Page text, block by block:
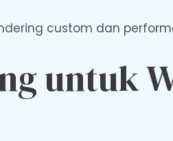
custom dan
untuk